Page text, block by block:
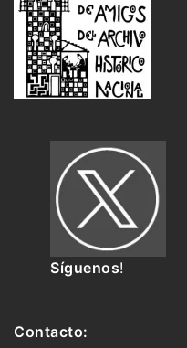
Síguenos!
Contacto: